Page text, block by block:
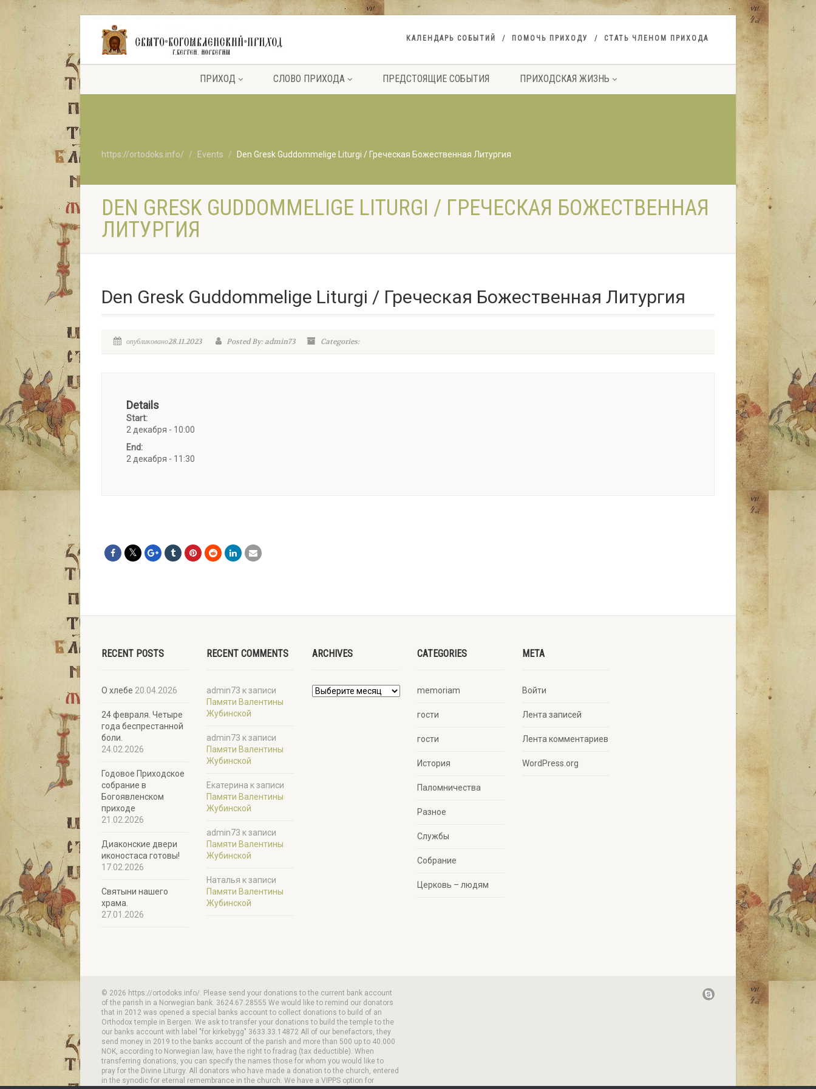
КАЛЕНДАРЬ СОБЫТИЙ ПОМОЧЬ ПРИХОДУ СТАТЬ ЧЛЕНОМ ПРИХОДА
ПРИХОД СЛОВО ПРИХОДА ПРЕДСТОЯЩИЕ СОБЫТИЯ ПРИХОДСКАЯ ЖИЗНЬ
https://ortodoks.info/ Events Den Gresk Guddommelige Liturgi / Греческая Божественная Литургия
DEN GRESK GUDDOMMELIGE LITURGI / ГРЕЧЕСКАЯ БОЖЕСТВЕННАЯ
ЛИТУРГИЯ
Den Gresk Guddommelige Liturgi / Греческая Божественная Литургия
опубликовано28.11.2023 Posted By: admin73 Categories:
Details
Start:
2 декабря - 10:00
End:
2 декабря - 11:30
RECENT POSTS
О хлебе 20.04.2026
24 февраля. Четыре
года беспрестанной
боли.
24.02.2026
Годовое Приходское
собрание в
Богоявленском
приходе
21.02.2026
Диаконские двери
иконостаса готовы!
17.02.2026
Святыни нашего
храма.
27.01.2026
RECENT COMMENTS
admin73 к записи
Памяти Валентины
Жубинской
admin73 к записи
Памяти Валентины
Жубинской
Екатерина к записи
Памяти Валентины
Жубинской
admin73 к записи
Памяти Валентины
Жубинской
Наталья к записи
Памяти Валентины
Жубинской
ARCHIVES CATEGORIES
memoriam
гости
гости
История
Паломничества
Разное
Службы
Собрание
Церковь – людям
META
Войти
Лента записей
Лента комментариев
WordPress.org
© 2026 https://ortodoks.info/. Please send your donations to the current bank account
of the parish in a Norwegian bank. 3624.67.28555 We would like to remind our donators
that in 2012 was opened a special banks account to collect donations to build of an
Orthodox temple in Bergen. We ask to transfer your donations to build the temple to the
our banks account with label "for kirkebygg" 3633.33.14872 All of our benefactors, they
send money in 2019 to the banks account of the parish and more than 500 up to 40.000
NOK, according to Norwegian law, have the right to fradrag (tax deductible). When
transferring donations, you can specify the names those for whom you would like to
pray for the Divine Liturgy. All donators who have made a donation to the church, entered
in the synodic for eternal remembrance in the church. We have a VIPPS option for